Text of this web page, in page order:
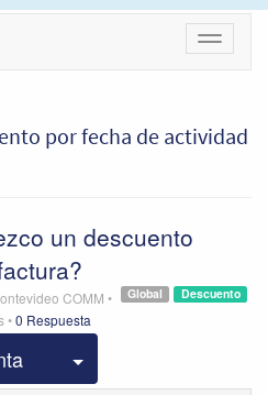
Cambiar
por fecha de actividad
un descuento
Descuento
Global
COMM •
•0 Respuesta
Seleccionar